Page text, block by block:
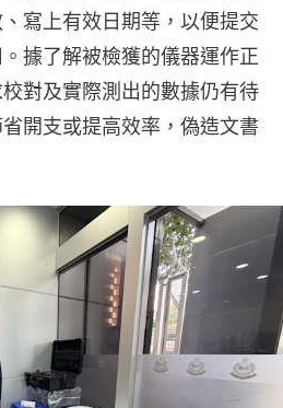
寫上有效日期等，以便提交
據了解被檢獲的儀器運作正
對及實際測出的數據仍有待
開支或提高效率，偽造文書